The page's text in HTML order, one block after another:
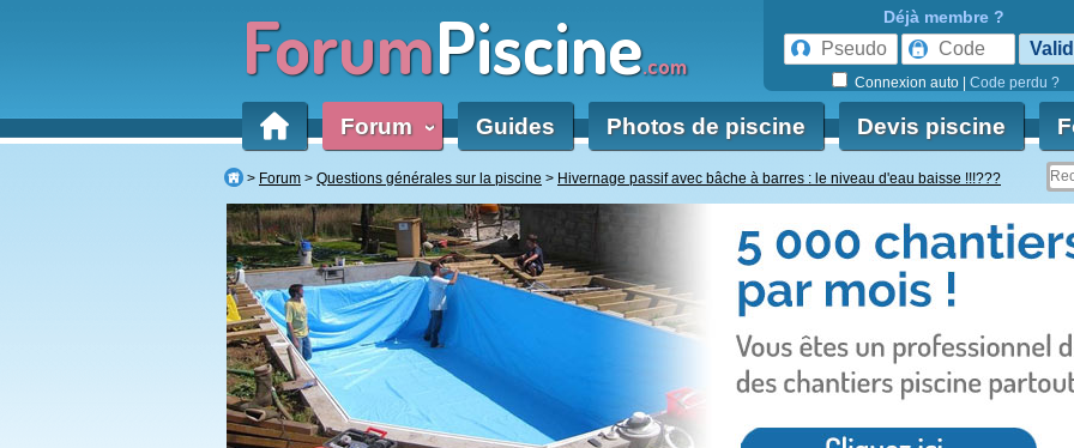
ForumPiscine.com
Déjà membre ?
Connexion auto Code perdu ?
Forum ‹ Guides Photos de piscine Devis piscine
Forum Questions générales sur la piscine Hivernage passif avec bâche à barres : le niveau d'eau baisse !!!???